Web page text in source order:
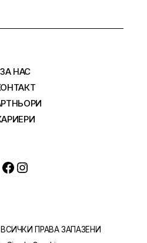
ЗА НАС
ВСИЧКИ ПРАВА ЗАПАЗЕНИ